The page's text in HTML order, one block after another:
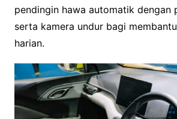
pendingin hawa automatik dengan
serta kamera undur bagi
harian.